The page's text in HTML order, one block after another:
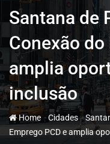
Santana de
Conexão do
amplia
inclusão
Home -Cidades-
Emprego PCD e amplia